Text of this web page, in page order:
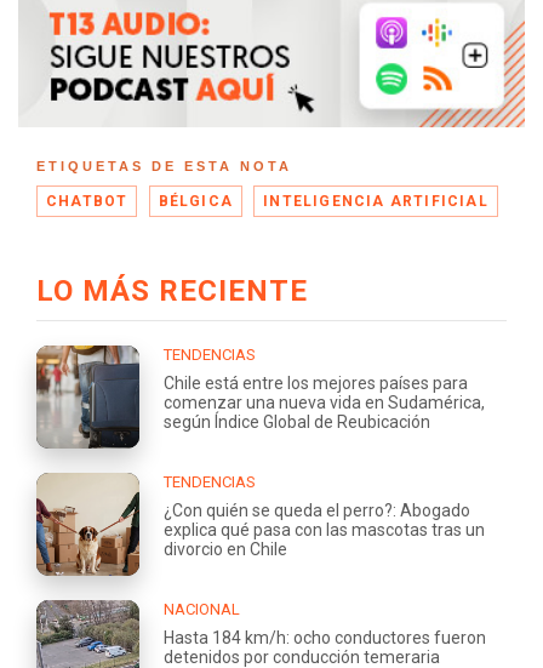
ETIQUETAS DE ESTA NOTA
CHATBOT BÉLGICA INTELIGENCIA ARTIFICIAL
LO MÁS RECIENTE
TENDENCIAS
Chile está entre los mejores países para
comenzar una nueva vida en Sudamérica,
según Índice Global de Reubicación
TENDENCIAS
¿Con quién se queda el perro?: Abogado
explica qué pasa con las mascotas tras un
divorcio en Chile
NACIONAL
Hasta 184 km/h: ocho conductores fueron
detenidos por conducción temeraria